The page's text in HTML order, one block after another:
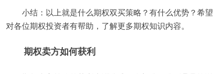
小结：以上就是什么期权双买策略？有什么优势？希望
对各位期权投资者有帮助，了解更多期权知识内容。
期权卖方如何获利